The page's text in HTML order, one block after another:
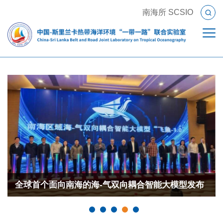
南海所 SCSIO
全球首个面向南海的海-气双向耦合智能大模型发布